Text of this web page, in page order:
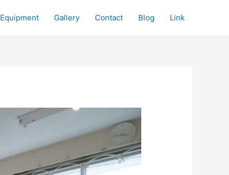
Equipment Gallery Contact Blog Link